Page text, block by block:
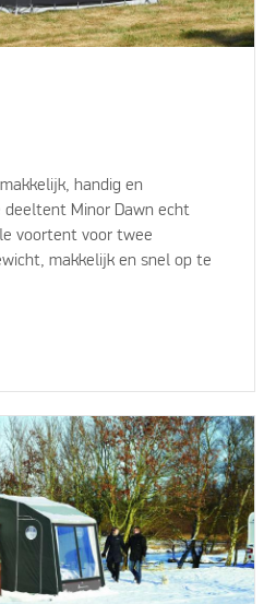
handig en
deeltent Minor Dawn echt
voortent voor twee
makkelijk en snel op te